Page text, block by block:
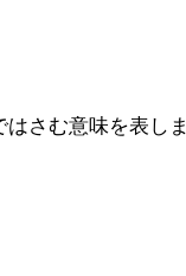
さむ意味を表しま